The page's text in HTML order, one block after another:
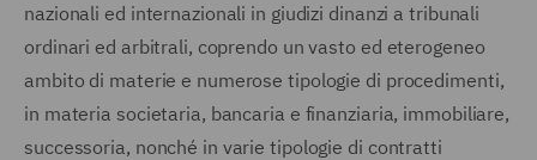
nazionali ed internazionali in giudizi dinanzi a tribunali
ordinari ed arbitrali, coprendo un vasto ed eterogeneo
ambito di materie e numerose tipologie di procedimenti,
in materia societaria, bancaria e finanziaria, immobiliare,
successoria, nonché in varie tipologie di contratti